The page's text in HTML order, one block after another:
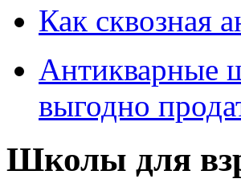
Как сквозная
Антикварные
выгодно
Школы для